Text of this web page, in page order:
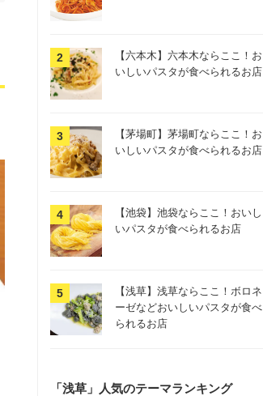
【六本木】六本木ならここ！お
いしいパスタが食べられるお店
【茅場町】茅場町ならここ！お
いしいパスタが食べられるお店
【池袋】池袋ならここ！おいし
いパスタが食べられるお店
【浅草】浅草ならここ！ボロネ
ーゼなどおいしいパスタが食べ
られるお店
「浅草」人気のテーマランキング